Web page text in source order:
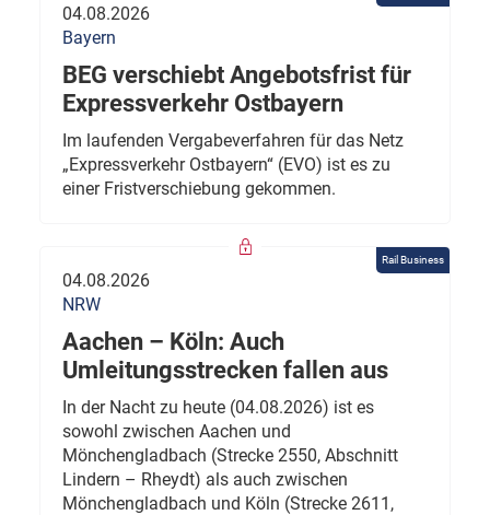
04.08.2026
Bayern
BEG verschiebt Angebotsfrist für
Expressverkehr Ostbayern
Im laufenden Vergabeverfahren für das Netz
„Expressverkehr Ostbayern“ (EVO) ist es zu
einer Fristverschiebung gekommen.
Rail Business
04.08.2026
NRW
Aachen – Köln: Auch
Umleitungsstrecken fallen aus
In der Nacht zu heute (04.08.2026) ist es
sowohl zwischen Aachen und
Mönchengladbach (Strecke 2550, Abschnitt
Lindern – Rheydt) als auch zwischen
Mönchengladbach und Köln (Strecke 2611,